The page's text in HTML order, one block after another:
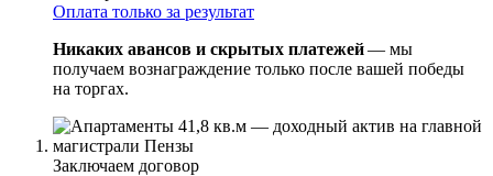
Оплата только за результат
Никаких авансов и скрытых платежей— мы
получаем вознаграждение только после вашей победы
на торгах.
Заключаем договор